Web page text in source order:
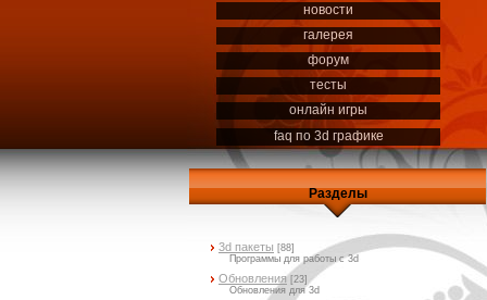
новости
галерея
форум
тесты
онлайн игры
faq по 3d графике
Разделы
3d пакеты [88]
Программы для работы с 3d
Обновления [23]
Обновления для 3d